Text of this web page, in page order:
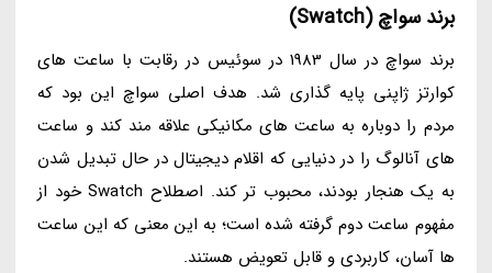
برند سواچ (Swatch)
برند سواچ در سال 1983 در سوئیس در رقابت با ساعت های
کوارتز ژاپنی پایه گذاری شد. هدف اصلی سواچ این بود که
مردم را دوباره به ساعت های مکانیکی علاقه مند کند و ساعت
های آنالوگ را در دنیایی که اقلام دیجیتال در حال تبدیل شدن
به یک هنجار بودند، محبوب تر کند. اصطلاح Swatch خود از
مفهوم ساعت دوم گرفته شده است؛ به این معنی که این ساعت
ها آسان، کاربردی و قابل تعویض هستند.